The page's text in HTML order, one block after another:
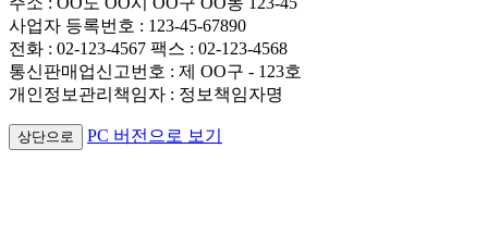
사업자 등록번호 : 123-45-67890
전화 : 02-123-4567 팩스 : 02-123-4568
통신판매업신고번호 : 제 OO구 - 123호
개인정보관리책임자 : 정보책임자명
상단으로 PC 버전으로 보기